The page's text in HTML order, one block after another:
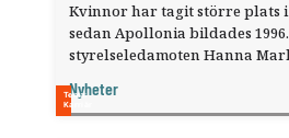
Kvinnor har tagit större plats
sedan Apollonia bildades
styrelse­ledamoten Hanna
Nyheter